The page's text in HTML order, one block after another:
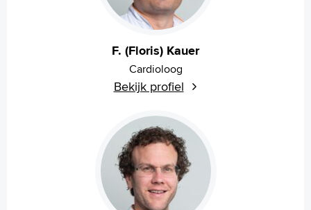
F. (Floris) Kauer
Cardioloog
Bekijk profiel